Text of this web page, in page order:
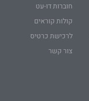
חוברות דו-עט
קולות קוראים
לרכישת כרטיס
צור קשר